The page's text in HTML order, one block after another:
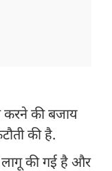
करने की बजाय
की है.
की गई है और